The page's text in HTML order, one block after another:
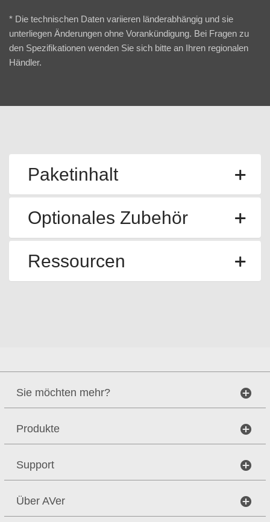
* Die technischen Daten variieren länderabhängig und sie
unterliegen Änderungen ohne Vorankündigung. Bei Fragen zu
den Spezifikationen wenden Sie sich bitte an Ihren regionalen
Händler.
Paketinhalt
Optionales Zubehör
Ressourcen
Sie möchten mehr?
Produkte
Support
Über AVer